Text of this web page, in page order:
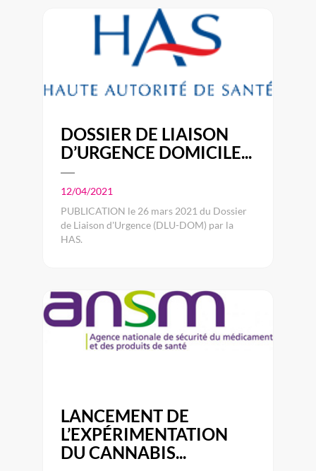
DOSSIER DE LIAISON
D’URGENCE DOMICILE...
12/04/2021
PUBLICATION le 26 mars 2021 du Dossier
de Liaison d'Urgence (DLU-DOM) par la
HAS.
LANCEMENT DE
L’EXPÉRIMENTATION
DU CANNABIS...